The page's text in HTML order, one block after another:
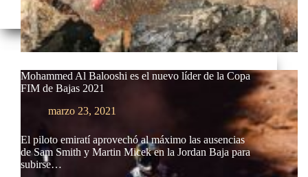
Mohammed Al Balooshi es el nuevo líder de la Copa
FIM de Bajas 2021
marzo 23, 2021
El piloto emiratí aprovechó al máximo las ausencias
de Sam Smith y Martin Micek en la Jordan Baja para
subirse…